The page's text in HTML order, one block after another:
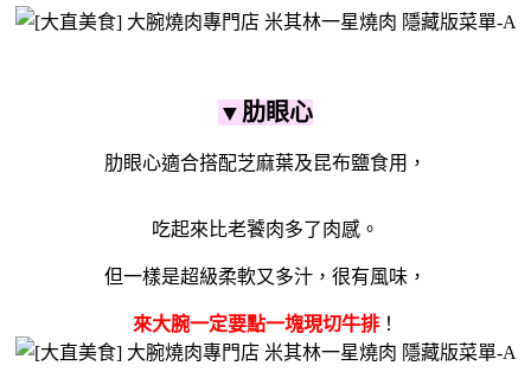
▼肋眼心
肋眼心適合搭配芝麻葉及昆布鹽食用，
吃起來比老饕肉多了肉感。
但一樣是超級柔軟又多汁，很有風味，
來大腕一定要點一塊現切牛排 ！